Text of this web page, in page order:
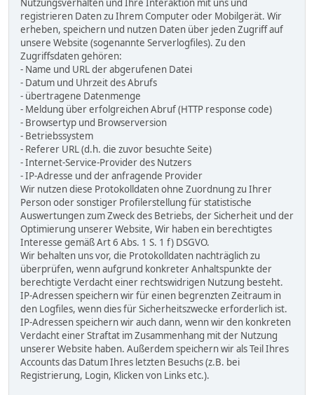
Nutzungsverhalten und Ihre Interaktion mit uns und
registrieren Daten zu Ihrem Computer oder Mobilgerät. Wir
erheben, speichern und nutzen Daten über jeden Zugriff auf
unsere Website (sogenannte Serverlogfiles). Zu den
Zugriffsdaten gehören:
- Name und URL der abgerufenen Datei
- Datum und Uhrzeit des Abrufs
- übertragene Datenmenge
- Meldung über erfolgreichen Abruf (HTTP response code)
- Browsertyp und Browserversion
- Betriebssystem
- Referer URL (d.h. die zuvor besuchte Seite)
- Internet-Service-Provider des Nutzers
- IP-Adresse und der anfragende Provider
Wir nutzen diese Protokolldaten ohne Zuordnung zu Ihrer
Person oder sonstiger Profilerstellung für statistische
Auswertungen zum Zweck des Betriebs, der Sicherheit und der
Optimierung unserer Website, Wir haben ein berechtigtes
Interesse gemäß Art 6 Abs. 1 S. 1 f) DSGVO.
Wir behalten uns vor, die Protokolldaten nachträglich zu
überprüfen, wenn aufgrund konkreter Anhaltspunkte der
berechtigte Verdacht einer rechtswidrigen Nutzung besteht.
IP-Adressen speichern wir für einen begrenzten Zeitraum in
den Logfiles, wenn dies für Sicherheitszwecke erforderlich ist.
IP-Adressen speichern wir auch dann, wenn wir den konkreten
Verdacht einer Straftat im Zusammenhang mit der Nutzung
unserer Website haben. Außerdem speichern wir als Teil Ihres
Accounts das Datum Ihres letzten Besuchs (z.B. bei
Registrierung, Login, Klicken von Links etc.).